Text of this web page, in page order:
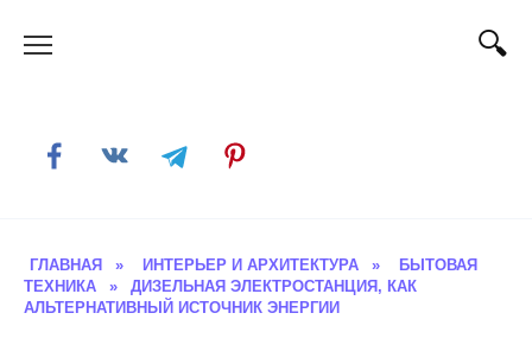
ГЛАВНАЯ » ИНТЕРЬЕР И АРХИТЕКТУРА »
БЫТОВАЯ
ТЕХНИКА
»
ДИЗЕЛЬНАЯ ЭЛЕКТРОСТАНЦИЯ, КАК
АЛЬТЕРНАТИВНЫЙ ИСТОЧНИК ЭНЕРГИИ